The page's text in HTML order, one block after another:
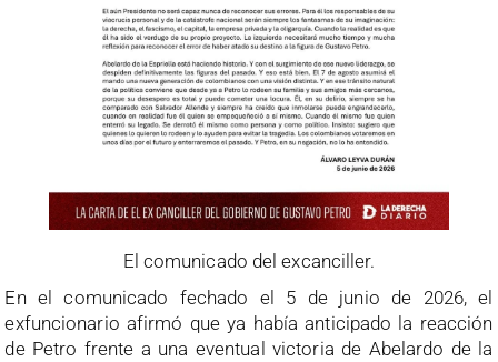
El comunicado del excanciller.
En el comunicado fechado el 5 de junio de 2026, el
exfuncionario afirmó que ya había anticipado la reacción
de Petro frente a una eventual victoria de Abelardo de la